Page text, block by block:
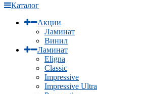
Каталог
Акции
Ламинат
Винил
Ламинат
Eligna
Classic
Impressive
Impressive Ultra